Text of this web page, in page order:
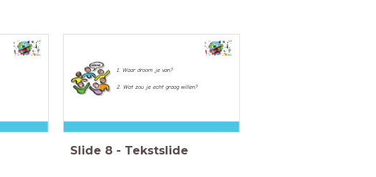
1. Waar droom je van?
2. Wat zou je echt graag willen?
Slide 8 - Tekstslide